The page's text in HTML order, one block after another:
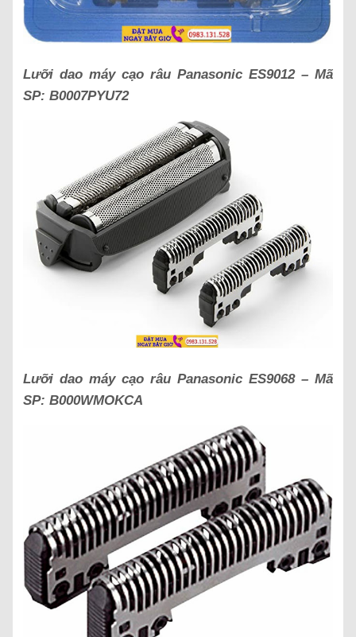
Lưỡi dao máy cạo râu Panasonic ES9012– Mã
SP: B0007PYU72
Lưỡi dao máy cạo râu Panasonic ES9068 – Mã
SP: B000WMOKCA